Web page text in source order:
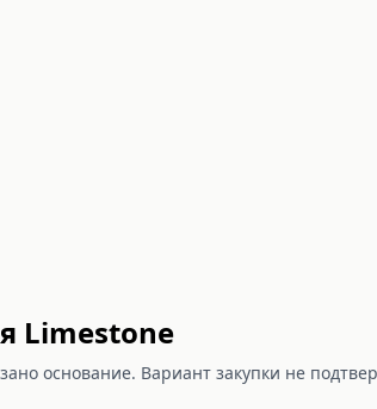
Limestone
основание. Вариант закупки не